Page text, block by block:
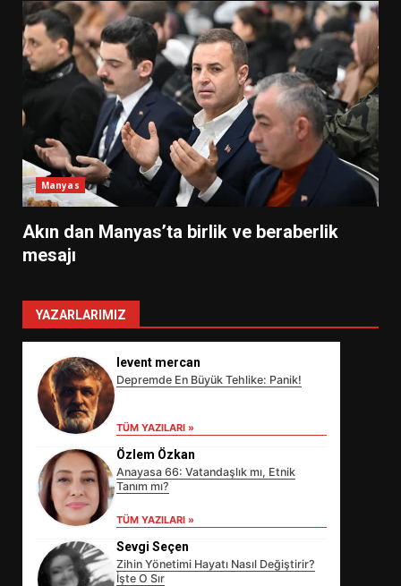
Manyas
Akın dan Manyas’ta birlik ve beraberlik
mesajı
YAZARLARIMIZ
levent mercan
Depremde En Büyük Tehlike: Panik!
TÜM YAZILARI »
Özlem Özkan
Anayasa 66: Vatandaşlık mı, Etnik
Tanım mı?
TÜM YAZILARI »
Sevgi Seçen
Zihin Yönetimi Hayatı Nasıl Değiştirir?
İşte O Sır